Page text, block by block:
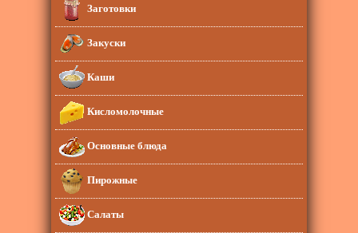
Заготовки
Закуски
Каши
Кисломолочные
Основные блюда
Пирожные
Салаты